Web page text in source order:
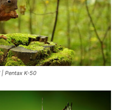
| Pentax K-50